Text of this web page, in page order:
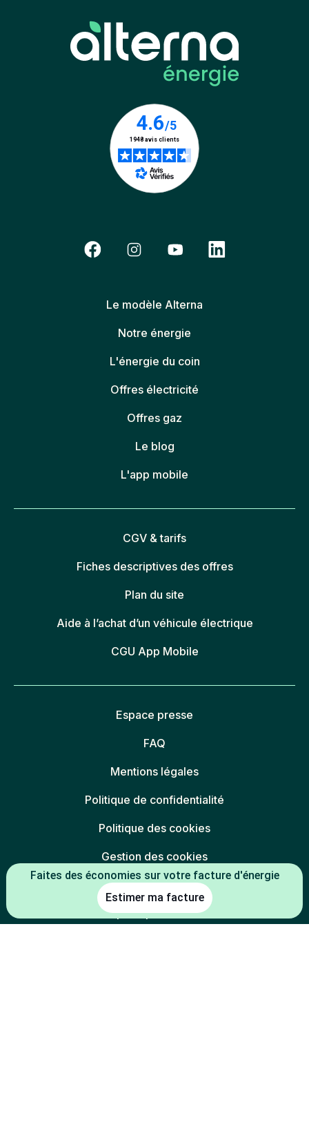
Faites des économies sur votre facture d'énergie
Estimer ma facture
Le modèle Alterna
Notre énergie
L'énergie du coin
Offres électricité
Offres gaz
Le blog
L'app mobile
CGV & tarifs
Fiches descriptives des offres
Plan du site
Aide à l’achat d’un véhicule électrique
CGU App Mobile
Espace presse
FAQ
Mentions légales
Politique de confidentialité
Politique des cookies
Gestion des cookies
Charte éthique
Espace partenaires